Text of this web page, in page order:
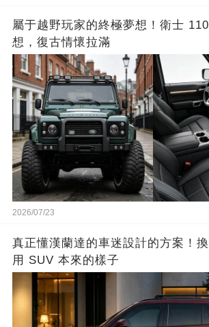
屬于越野玩家的終極夢想！衛士
想，復古情懷拉滿
2026/07/23
真正懂漢蘭達的車迷設計的方案！
用 SUV 本來的樣子